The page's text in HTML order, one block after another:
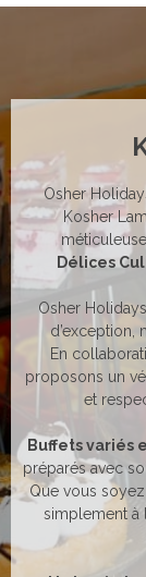
Osher
Kosher
Délices
Osher
d’exception,
En
proposons un
et
Buffets variés
préparés avec
Que vous
simplement à